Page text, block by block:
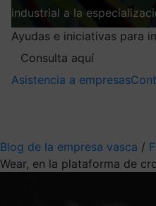
industrial a la
Ayudas e iniciativas para
Consulta aquí
Asistencia a empresas
Blog de la empresa vasca /
Wear, en la plataforma de